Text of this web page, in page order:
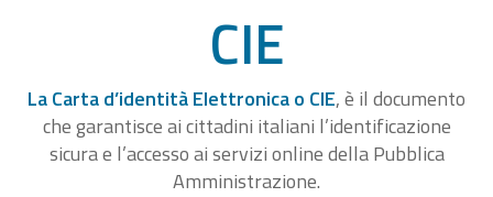
CIE
La Carta d’identità Elettronica o CIE, è il documento
che garantisce ai cittadini italiani l’identificazione
sicura e l’accesso ai servizi online della Pubblica
Amministrazione.